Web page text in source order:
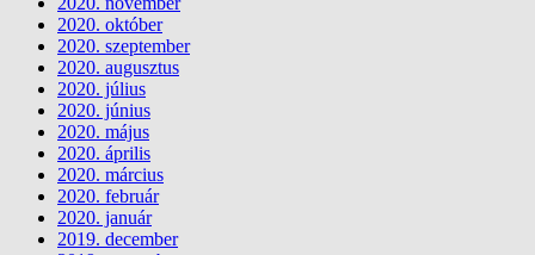
2020. október
2020. szeptember
2020. augusztus
2020. július
2020. június
2020. május
2020. április
2020. március
2020. február
2020. január
2019. december